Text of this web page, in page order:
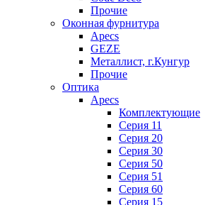
Прочие
Оконная фурнитура
Apecs
GEZE
Металлист, г.Кунгур
Прочие
Оптика
Apecs
Комплектующие
Серия 11
Серия 20
Серия 30
Серия 50
Серия 51
Серия 60
Серия 15